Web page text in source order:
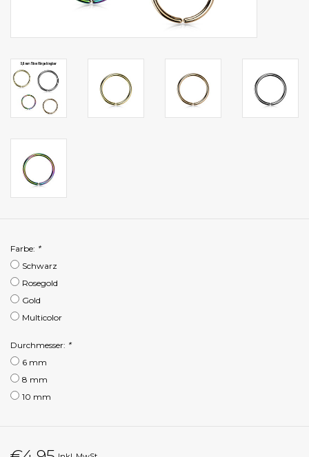
Farbe: *
Schwarz
Rosegold
Gold
Multicolor
Durchmesser: *
6 mm
8 mm
10 mm